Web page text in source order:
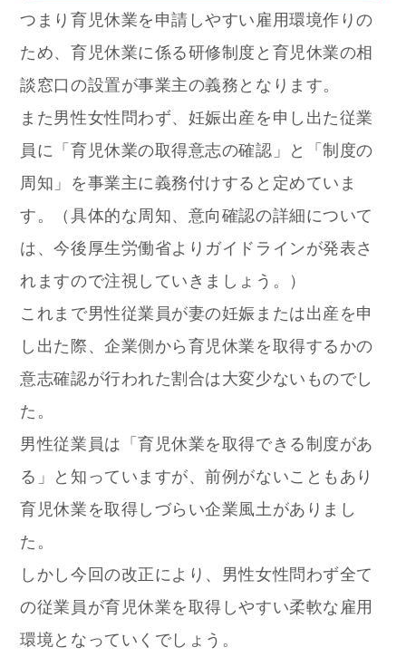
つまり育児休業を申請しやすい雇用環境作りの
ため、育児休業に係る研修制度と育児休業の相
談窓口の設置が事業主の義務となります。
また男性女性問わず、妊娠出産を申し出た従業
員に「育児休業の取得意志の確認」と「制度の
周知」を事業主に義務付けすると定めていま
す。（具体的な周知、意向確認の詳細について
は、今後厚生労働省よりガイドラインが発表さ
れますので注視していきましょう。）
これまで男性従業員が妻の妊娠または出産を申
し出た際、企業側から育児休業を取得するかの
意志確認が行われた割合は大変少ないものでし
た。
男性従業員は「育児休業を取得できる制度があ
る」と知っていますが、前例がないこともあり
育児休業を取得しづらい企業風土がありまし
た。
しかし今回の改正により、男性女性問わず全て
の従業員が育児休業を取得しやすい柔軟な雇用
環境となっていくでしょう。